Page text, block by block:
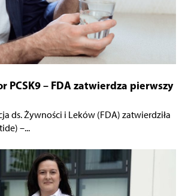
PCSK9 – FDA zatwierdza pierwszy
ds. Żywności i Leków (FDA) zatwierdziła
–...